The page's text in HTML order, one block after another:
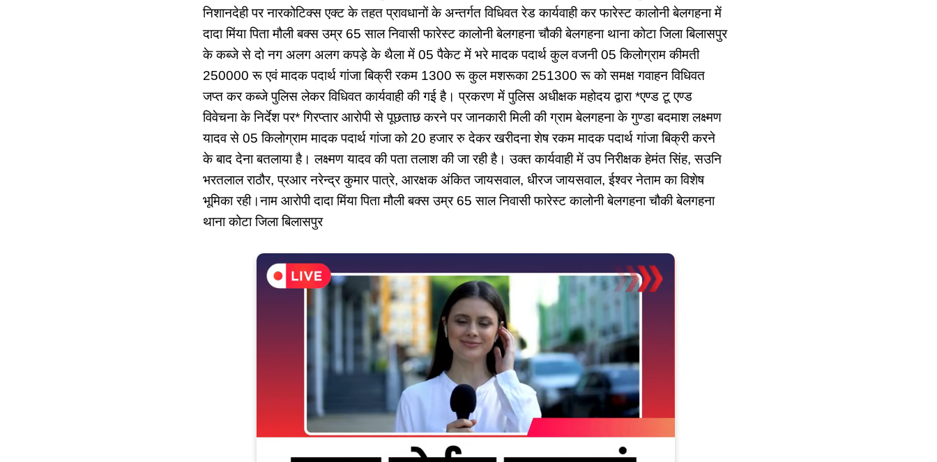
निशानदेही पर नारकोटिक्स एक्ट के तहत प्रावधानों के अन्तर्गत विधिवत रेड कार्यवाही कर फारेस्ट कालोनी बेलगहना में
दादा मिंया पिता मौली बक्स उम्र 65 साल निवासी फारेस्ट कालोनी बेलगहना चौकी बेलगहना थाना कोटा जिला बिलासपुर
के कब्जे से दो नग अलग अलग कपड़े के थैला में 05 पैकेट में भरे मादक पदार्थ कुल वजनी 05 किलोग्राम कीमती
250000 रू एवं मादक पदार्थ गांजा बिक्री रकम 1300 रू कुल मशरूका 251300 रू को समक्ष गवाहन विधिवत
जप्त कर कब्जे पुलिस लेकर विधिवत कार्यवाही की गई है। प्रकरण में पुलिस अधीक्षक महोदय द्वारा *एण्ड टू एण्ड
विवेचना के निर्देश पर* गिरप्तार आरोपी से पूछताछ करने पर जानकारी मिली की ग्राम बेलगहना के गुण्डा बदमाश लक्ष्मण
यादव से 05 किलोग्राम मादक पदार्थ गांजा को 20 हजार रु देकर खरीदना शेष रकम मादक पदार्थ गांजा बिक्री करने
के बाद देना बतलाया है। लक्ष्मण यादव की पता तलाश की जा रही है। उक्त कार्यवाही में उप निरीक्षक हेमंत सिंह, सउनि
भरतलाल राठौर, प्रआर नरेन्द्र कुमार पात्रे, आरक्षक अंकित जायसवाल, धीरज जायसवाल, ईश्वर नेताम का विशेष
भूमिका रही।नाम आरोपी दादा मिंया पिता मौली बक्स उम्र 65 साल निवासी फारेस्ट कालोनी बेलगहना चौकी बेलगहना
थाना कोटा जिला बिलासपुर